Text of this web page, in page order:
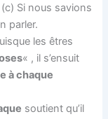
Si nous savions
parler.
les êtres
« , il s’ensuit
à chaque
soutient qu’il